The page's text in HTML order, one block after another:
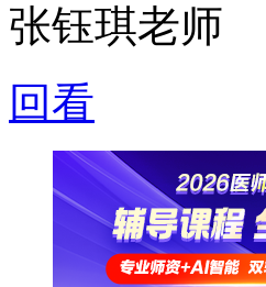
张钰琪老师
回看